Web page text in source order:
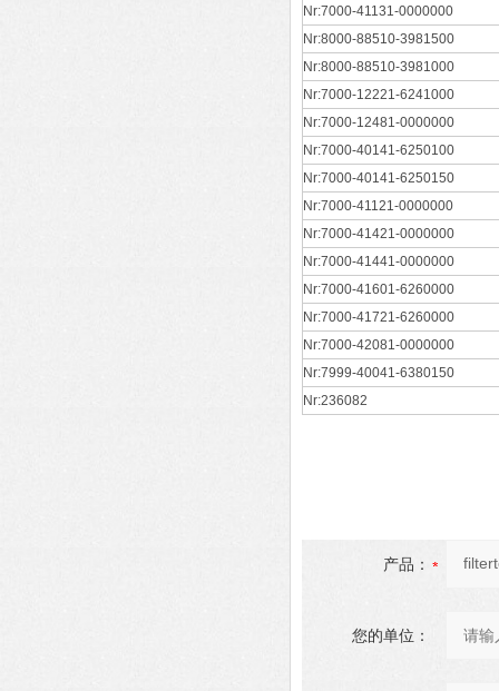
Nr:7000-41131-0000000
Nr:8000-88510-3981500
Nr:8000-88510-3981000
Nr:7000-12221-6241000
Nr:7000-12481-0000000
Nr:7000-40141-6250100
Nr:7000-40141-6250150
Nr:7000-41121-0000000
Nr:7000-41421-0000000
Nr:7000-41441-0000000
Nr:7000-41601-6260000
Nr:7000-41721-6260000
Nr:7000-42081-0000000
Nr:7999-40041-6380150
Nr:236082
产品：
您的单位：